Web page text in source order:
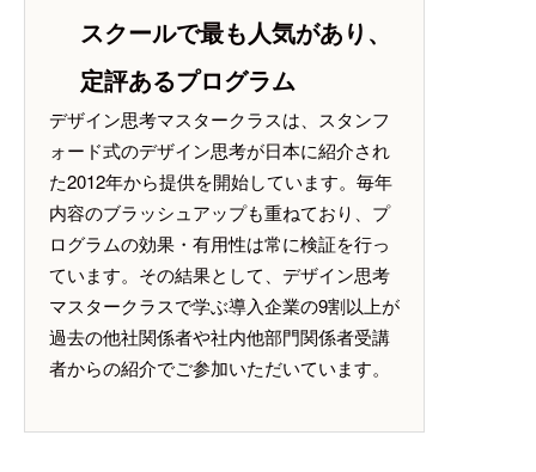
スクールで最も人気があり、
定評あるプログラム
デザイン思考マスタークラスは、スタンフ
ォード式のデザイン思考が日本に紹介され
た2012年から提供を開始しています。毎年
内容のブラッシュアップも重ねており、プ
ログラムの効果・有用性は常に検証を行っ
ています。その結果として、デザイン思考
マスタークラスで学ぶ導入企業の9割以上が
過去の他社関係者や社内他部門関係者受講
者からの紹介でご参加いただいています。